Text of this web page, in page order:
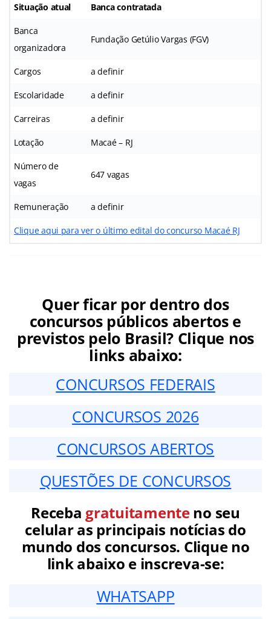
Situação atual Banca contratada
Banca
organizadora
Fundação Getúlio Vargas (FGV)
Cargos a definir
Escolaridade a definir
Carreiras a definir
Lotação Macaé – RJ
Número de
vagas
647 vagas
Remuneração a definir
Clique aqui para ver o último edital do concurso Macaé RJ
Quer ficar por dentro dos
concursos públicos abertos e
previstos pelo Brasil? Clique nos
links abaixo:
CONCURSOS FEDERAIS
CONCURSOS 2026
CONCURSOS ABERTOS
QUESTÕES DE CONCURSOS
Receba gratuitamenteno seu
celular as principais notícias do
mundo dos concursos. Clique no
link abaixo e inscreva-se:
WHATSAPP